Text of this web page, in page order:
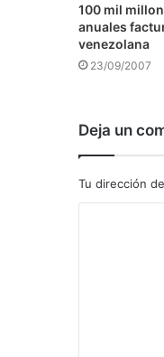
100 mil
anuales
venezolana
23/09/2007
Deja un
Tu dirección